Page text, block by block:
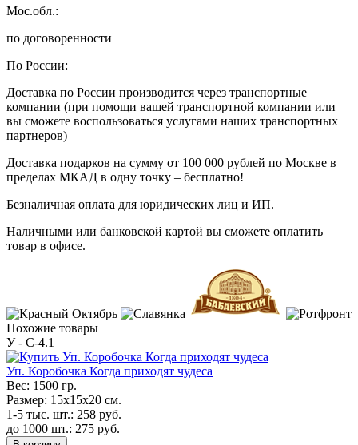
Мос.обл.:
по договоренности
По России:
Доставка по России производится через транспортные
компании (при помощи вашей транспортной компании или
вы сможете воспользоваться услугами наших транспортных
партнеров)
Доставка подарков на сумму от 100 000 рублей по Москве в
пределах МКАД в одну точку – бесплатно!
Безналичная оплата для юридических лиц и ИП.
Наличными или банковской картой вы сможете оплатить
товар в офисе.
Похожие товары
У - C-4.1
Уп. Коробочка Когда приходят чудеса
Вес: 1500 гр.
Размер: 15х15х20 см.
1-5 тыс. шт.: 258 руб.
до 1000 шт.: 275 руб.